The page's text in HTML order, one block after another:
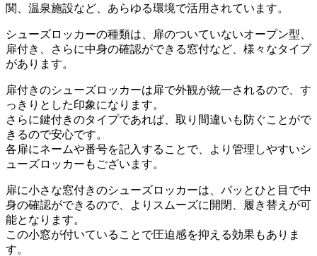
関、温泉施設など、あらゆる環境で活用されています。
シューズロッカーの種類は、扉のついていないオープン型、
扉付き、さらに中身の確認ができる窓付など、様々なタイプ
があります。
扉付きのシューズロッカーは扉で外観が統一されるので、す
っきりとした印象になります。
さらに鍵付きのタイプであれば、取り間違いも防ぐことがで
きるので安心です。
各扉にネームや番号を記入することで、より管理しやすいシ
ューズロッカーもございます。
扉に小さな窓付きのシューズロッカーは、パッとひと目で中
身の確認ができるので、よりスムーズに開閉、履き替えが可
能となります。
この小窓が付いていることで圧迫感を抑える効果もありま
す。